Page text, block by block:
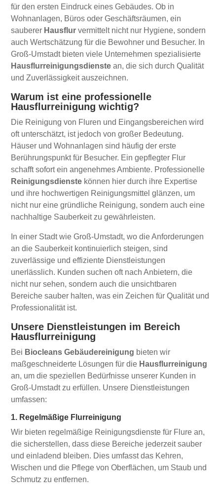
für den ersten Eindruck eines Gebäudes. Ob in
Wohnanlagen, Büros oder Geschäftsräumen, ein
sauberer Hausflur vermittelt nicht nur Hygiene, sondern
auch Wertschätzung für die Bewohner und Besucher. In
Groß-Umstadt bieten viele Unternehmen spezialisierte
Hausflurreinigungsdienste an, die sich durch Qualität
und Zuverlässigkeit auszeichnen.
Warum ist eine professionelle
Hausflurreinigung wichtig?
Die Reinigung von Fluren und Eingangsbereichen wird
oft unterschätzt, ist jedoch von großer Bedeutung.
Häuser und Wohnanlagen sind häufig der erste
Berührungspunkt für Besucher. Ein gepflegter Flur
schafft sofort ein angenehmes Ambiente. Professionelle
Reinigungsdienste können hier durch ihre Expertise
und ihre hochwertigen Reinigungsmittel glänzen, um
nicht nur eine gründliche Reinigung, sondern auch eine
nachhaltige Sauberkeit zu gewährleisten.
In einer Stadt wie Groß-Umstadt, wo die Anforderungen
an die Sauberkeit kontinuierlich steigen, sind
zuverlässige und effiziente Dienstleistungen
unerlässlich. Kunden suchen oft nach Anbietern, die
nicht nur sehen, sondern auch die unsichtbaren
Bereiche sauber halten, was ein Zeichen für Qualität und
Professionalität ist.
Unsere Dienstleistungen im Bereich
Hausflurreinigung
Bei Biocleans Gebäudereinigung bieten wir
maßgeschneiderte Lösungen für die Hausflurreinigung
an, um die speziellen Bedürfnisse unserer Kunden in
Groß-Umstadt zu erfüllen. Unsere Dienstleistungen
umfassen:
1. Regelmäßige Flurreinigung
Wir bieten regelmäßige Reinigungsdienste für Flure an,
die sicherstellen, dass diese Bereiche jederzeit sauber
und einladend bleiben. Dies umfasst das Kehren,
Wischen und die Pflege von Oberflächen, um Staub und
Schmutz zu entfernen.